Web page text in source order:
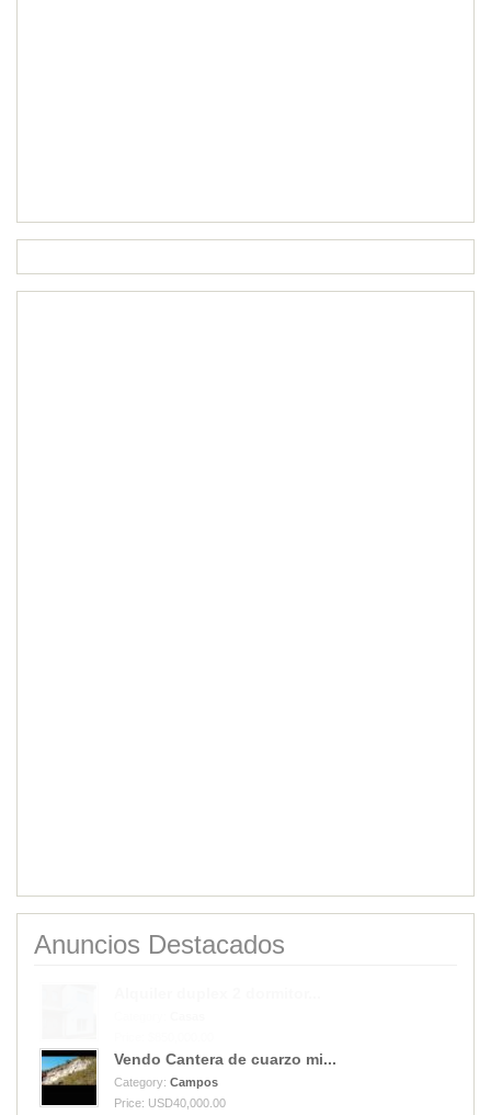
Anuncios Destacados
Vendo Cantera de cuarzo mi...
Category: Campos
Price: USD40,000.00